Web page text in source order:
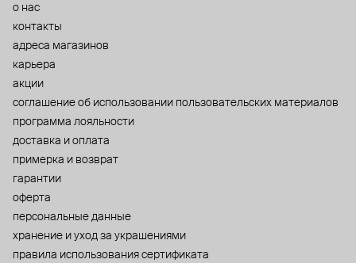
о нас
контакты
адреса магазинов
карьера
акции
cоглашение об использовании пользовательских материалов
программа лояльности
доставка и оплата
примерка и возврат
гарантии
оферта
персональные данные
хранение и уход за украшениями
правила использования сертификата